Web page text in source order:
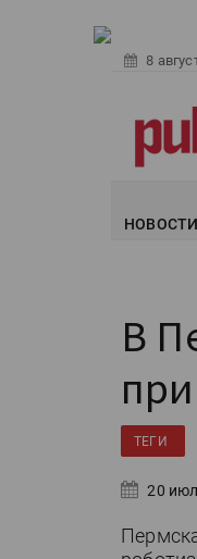
8
НОВОСТИ
В
ТЕГИ
20